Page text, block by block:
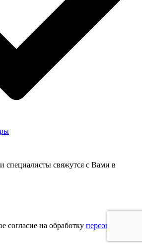
специалисты свяжутся с Вами в
согласие на обработку персональных